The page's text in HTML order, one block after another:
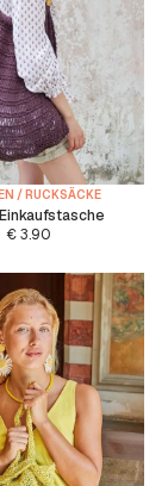
/ RUCKSÄCKE
€3.90